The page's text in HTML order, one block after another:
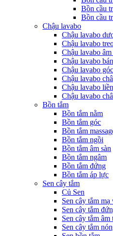
Bồn cầu
Bồn cầu
Chậu lavabo
Chậu lavabo
Chậu lavabo
Chậu lavabo âm
Chậu lavabo
Chậu lavabo góc
Chậu lavabo
Chậu lavabo
Chậu lavabo
Bồn tắm
Bồn tắm nằm
Bồn tắm góc
Bồn tắm
Bồn tắm ngồi
Bồn tắm âm sàn
Bồn tắm ngâm
Bồn tắm đứng
Bồn tắm áp lực
Sen cây tắm
Củ Sen
Sen cây tắm mạ
Sen cây tắm
Sen cây tắm âm
Sen cây tắm